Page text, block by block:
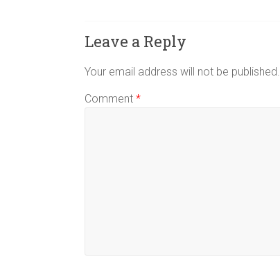
Leave a Reply
Your email address will not be published.
Comment *